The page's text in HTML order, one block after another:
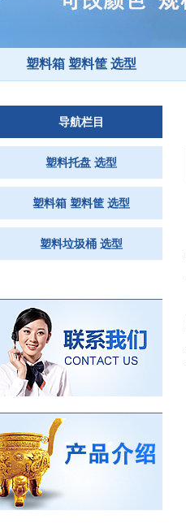
塑料箱 塑料筐 选型
导航栏目
塑料托盘 选型
塑料箱 塑料筐 选型
塑料垃圾桶 选型